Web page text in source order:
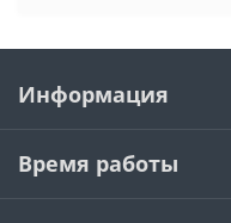
Информация
Время работы